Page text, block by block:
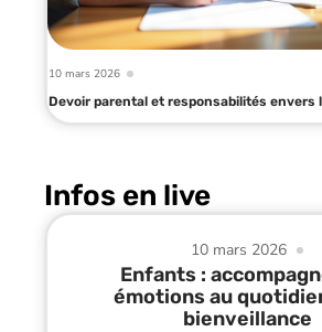
10 mars 2026
Devoir parental et responsabilités envers
Infos en live
10 mars 2026
Enfants :
émotions au
bienveillance